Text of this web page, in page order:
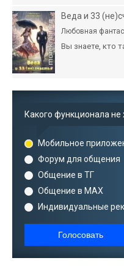
Веда и 33
Любовная
Вы знаете, кто
Какого функционала не
Мобильное
Форум для общения
Общение в ТГ
Общение в MAX
Индивидуальные
Голосовать